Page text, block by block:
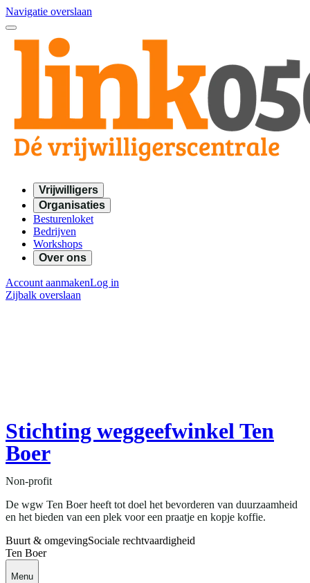
Navigatie overslaan
Vrijwilligers
Organisaties
Besturenloket
Bedrijven
Workshops
Over ons
Account aanmakenLog in
Zijbalk overslaan
Stichting weggeefwinkel Ten
Boer
Non-profit
De wgw Ten Boer heeft tot doel het bevorderen van duurzaamheid
en het bieden van een plek voor een praatje en kopje koffie.
Buurt & omgevingSociale rechtvaardigheid
Ten Boer
Menu